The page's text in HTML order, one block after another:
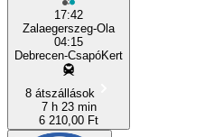
17:42
Zalaegerszeg-Ola
04:15
Debrecen-CsapóKert
8 átszállások
7 h 23 min
6 210,00 Ft